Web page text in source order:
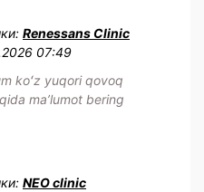
Renessans Clinic
07:49
koʻz yuqori qovoq
maʼlumot bering
NEO clinic